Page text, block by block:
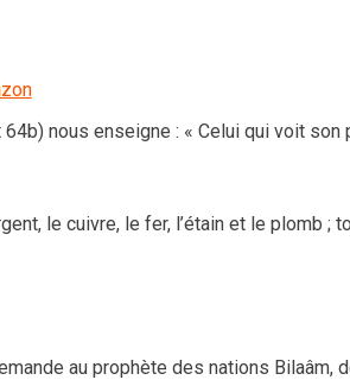
64b) nous enseigne : « Celui qui voit
le cuivre, le fer, l’étain et le plomb ;
au prophète des nations Bilaâm,